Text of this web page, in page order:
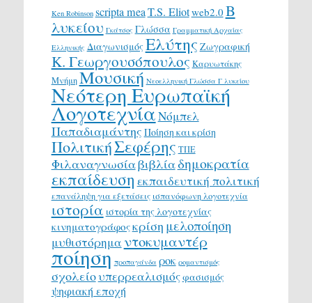
Ken Robinson scripta meaT.S. Eliotweb2.0 Β
λυκείου Γκάτσος Γλώσσα Γραμματική Αρχαίας
Ελληνικής ΔιαγωνισμόςΕλύτης Ζωγραφική
Κ. Γεωργουσόπουλος Καρυωτάκης
ΜνήμηΜουσική Νεοελληνική Γλώσσα Γ λυκείου
Νεότερη Ευρωπαϊκή
ΛογοτεχνίαΝόμπελ
Παπαδιαμάντης Ποίηση και κρίση
ΠολιτικήΣεφέρης ΤΠΕ
Φιλαναγνωσίαβιβλίαδημοκρατία
εκπαίδευση εκπαιδευτική πολιτική
επανάληψη για εξετάσεις ισπανόφωνη λογοτεχνία
ιστορία ιστορία της λογοτεχνίας
κινηματογράφοςκρίση μελοποίηση
μυθιστόρημα ντοκυμαντέρ
ποίηση προπαγάνδα ροκ ρομαντισμός
σχολείουπερρεαλισμόςφασισμός
ψηφιακή εποχή